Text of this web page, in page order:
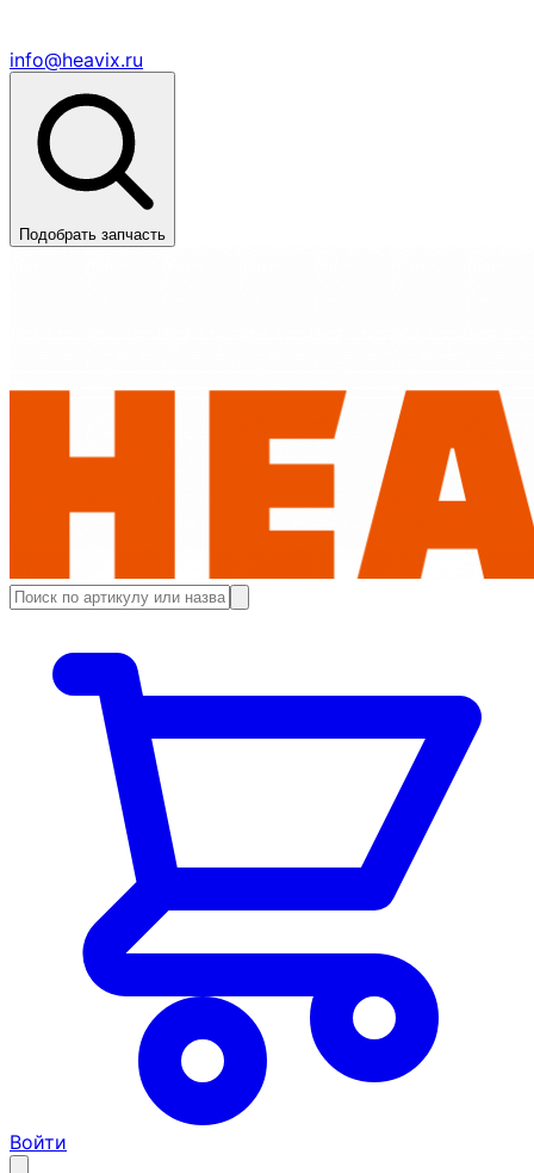
info@heavix.ru
Подобрать запчасть
Войти